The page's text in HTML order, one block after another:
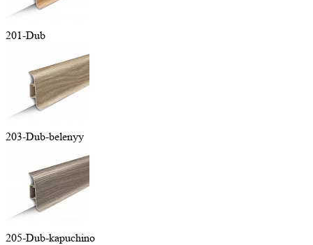
201-Dub
203-Dub-belenyy
205-Dub-kapuchino